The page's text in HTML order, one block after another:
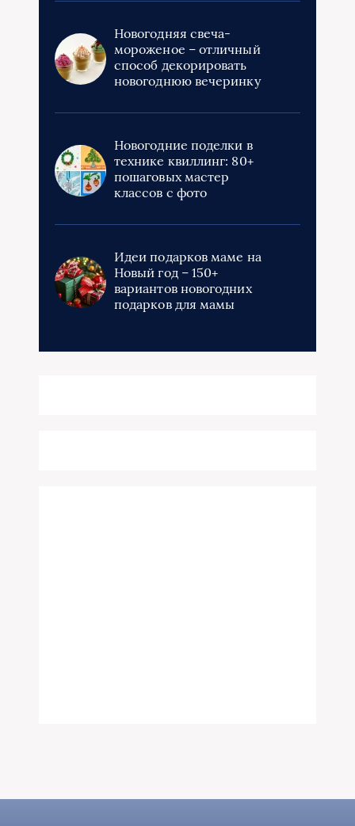
Новогодняя свеча-
мороженое – отличный
способ декорировать
новогоднюю вечеринку
Новогодние поделки в
технике квиллинг: 80+
пошаговых мастер
классов с фото
Идеи подарков маме на
Новый год – 150+
вариантов новогодних
подарков для мамы